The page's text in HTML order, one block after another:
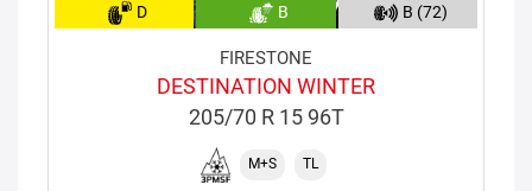
D B B (72)
FIRESTONE
DESTINATION WINTER
205/70 R 15 96T
M+S TL